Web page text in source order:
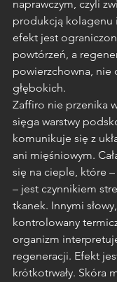
naprawczym, czyli
produkcją kolagenu
efekt jest
powtórzeń, a
powierzchowna, nie
głębokich.
Zaffiro nie przenika
sięga warstwy
komunikuje się z
ani mięśniowym.
się na cieple, które
– jest czynnikiem
tkanek. Innymi
kontrolowany
organizm
regeneracji. Efekt
krótkotrwały. Skóra